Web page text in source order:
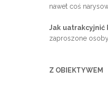
nawet coś
Jak uatrakcyjnić
zaproszone
Z OBIEKTYWEM